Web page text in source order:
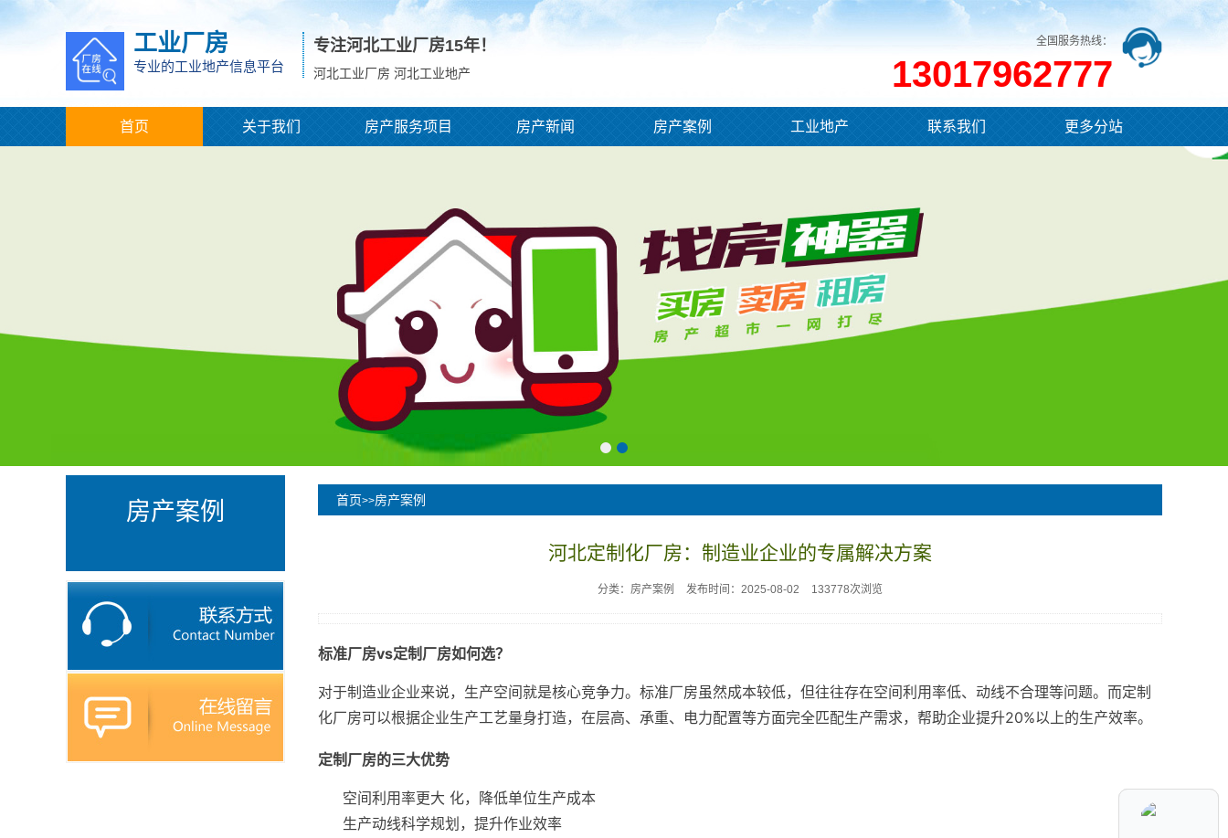
工业厂房
专业的工业地产信息平台
专注河北工业厂房15年！
河北工业厂房 河北工业地产
全国服务热线：
13017962777
首页 关于我们 房产服务项目 房产新闻 房产案例 工业地产 联系我们 更多分站
房产案例 首页>>房产案例
河北定制化厂房：制造业企业的专属解决方案
分类：房产案例 发布时间：2025-08-02 133778次浏览
标准厂房vs定制厂房如何选？
对于制造业企业来说，生产空间就是核心竞争力。标准厂房虽然成本较低，但往往存在空间利用率低、动线不合理等问题。而定制
化厂房可以根据企业生产工艺量身打造，在层高、承重、电力配置等方面完全匹配生产需求，帮助企业提升20%以上的生产效率。
定制厂房的三大优势
空间利用率更大 化，降低单位生产成本
生产动线科学规划，提升作业效率